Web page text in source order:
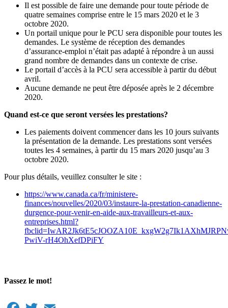
Il est possible de faire une demande pour toute période de
quatre semaines comprise entre le 15 mars 2020 et le 3
octobre 2020.
Un portail unique pour le PCU sera disponible pour toutes les
demandes. Le système de réception des demandes
d’assurance-emploi n’était pas adapté à répondre à un aussi
grand nombre de demandes dans un contexte de crise.
Le portail d’accès à la PCU sera accessible à partir du début
avril.
Aucune demande ne peut être déposée après le 2 décembre
2020.
Quand est-ce que seront versées les prestations?
Les paiements doivent commencer dans les 10 jours suivants
la présentation de la demande. Les prestations sont versées
toutes les 4 semaines, à partir du 15 mars 2020 jusqu’au 3
octobre 2020.
Pour plus détails, veuillez consulter le site :
https://www.canada.ca/fr/ministere-
finances/nouvelles/2020/03/instaure-la-prestation-canadienne-
durgence-pour-venir-en-aide-aux-travailleurs-et-aux-
entreprises.html?
PwiV-rH4OhXefDPiFY
Passez le mot!
Facebook
Twitter